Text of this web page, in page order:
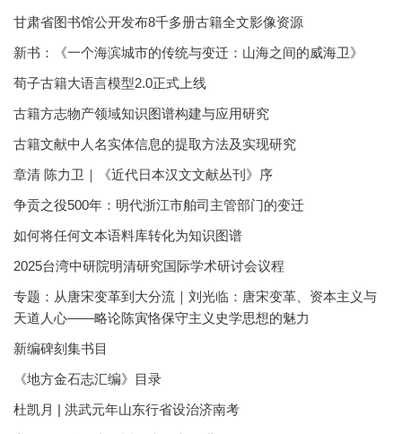
甘肃省图书馆公开发布8千多册古籍全文影像资源
新书：《一个海滨城市的传统与变迁：山海之间的威海卫》
荀子古籍大语言模型2.0正式上线
古籍方志物产领域知识图谱构建与应用研究
古籍文献中人名实体信息的提取方法及实现研究
章清 陈力卫｜《近代日本汉文文献丛刊》序
争贡之役500年：明代浙江市舶司主管部门的变迁
如何将任何文本语料库转化为知识图谱
2025台湾中研院明清研究国际学术研讨会议程
专题：从唐宋变革到大分流｜刘光临：唐宋变革、资本主义与
天道人心——略论陈寅恪保守主义史学思想的魅力
新编碑刻集书目
《地方金石志汇编》目录
杜凯月 | 洪武元年山东行省设治济南考